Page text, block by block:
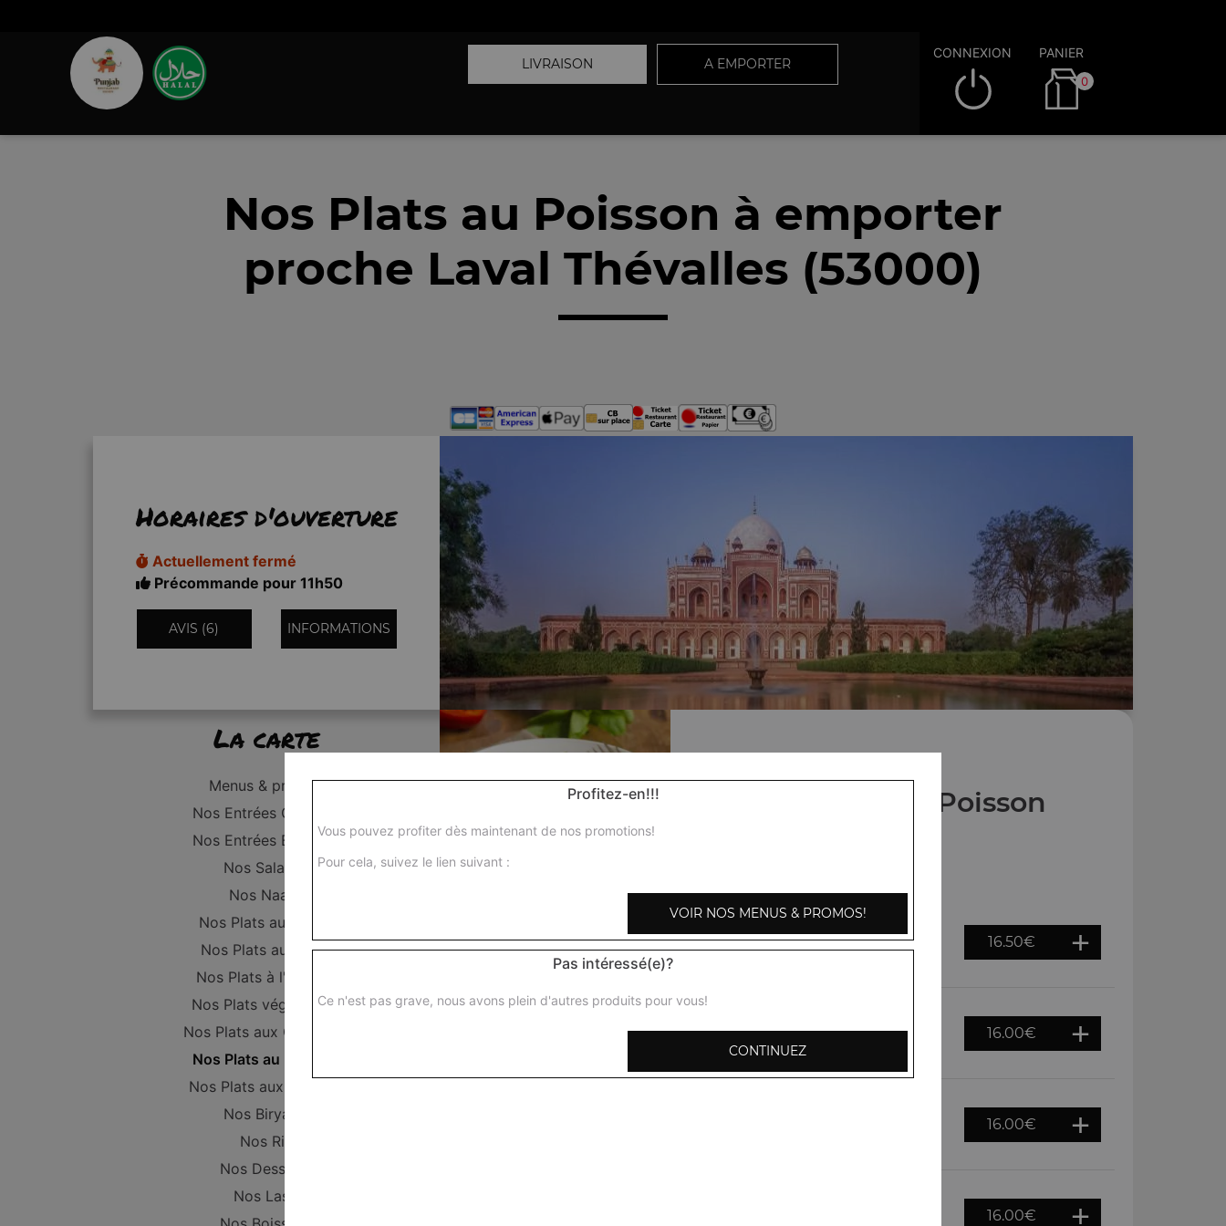
LIVRAISON A EMPORTER
CONNEXION PANIER
0
Nos Plats au Poisson à emporter
proche Laval Thévalles (53000)
Horaires d'ouverture
Actuellement fermé
Précommande pour 11h50
AVIS (6) INFORMATIONS
La carte
Menus & promos
Nos Entrées Grillades
Nos Entrées Beignets
Nos Salades
Nos Naans
Nos Plats au Poulet
Nos Plats au Boeuf
Nos Plats à l'Agneau
Nos Plats végétariens
Nos Plats aux Crevettes
Nos Plats au Poisson
Nos Plats aux Gambas
Nos Biryanis
Nos Riz
Nos Desserts
Nos Lassi
Nos Plats au Poisson
Morceaux de saumon marinés cuits au four tandoor puis servis dans une
sauce tomate, ail, gingembre, poivrons, coriandre + 1 potion de riz basmati
16.50€
Poisson curry
Morceaux de saumon grillés puis préparés dans une sauce à base d'oignons,
tomates, gingembre, ail + 1 potion de riz basmati
16.00€
16.00€
16.00€
Profitez-en!!!
Vous pouvez profiter dès maintenant de nos promotions!
Pour cela, suivez le lien suivant :
VOIR NOS MENUS & PROMOS!
Pas intéressé(e)?
Ce n'est pas grave, nous avons plein d'autres produits pour vous!
CONTINUEZ